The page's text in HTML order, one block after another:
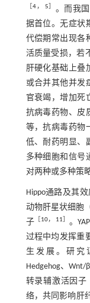
［4， 5
。而我
据首位。无症状
代偿期常出现各
活质量受损，若
肝硬化基础上叠
或合并其他并发
官衰竭，增加死
抗病毒药物、皮
等，抗病毒药物
低、耐药明显、
多种细胞和信号
对两种或多种策
Hippo通路及其
动物肝星状细胞
子
10， 11
。
过程中均发挥重
生发展。研究
Hedgehog、Wnt/
转录辅激活因子
络，共同影响肝